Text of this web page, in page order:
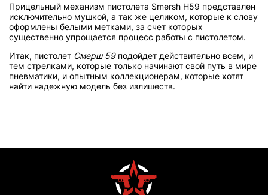
Прицельный механизм пистолета Smersh H59 представлен
исключительно мушкой, а так же целиком, которые к слову
оформлены белыми метками, за счет которых
существенно упрощается процесс работы с пистолетом.
Итак, пистолет Смерш 59подойдет действительно всем, и
тем стрелками, которые только начинают свой путь в мире
пневматики, и опытным коллекционерам, которые хотят
найти надежную модель без излишеств.